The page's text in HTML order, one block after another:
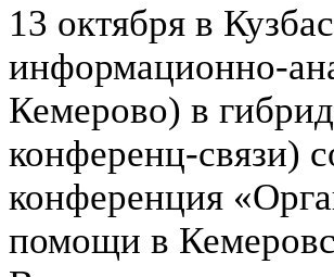
13 октября в
информационно-
Кемерово) в
конференц-связи)
конференция
помощи в